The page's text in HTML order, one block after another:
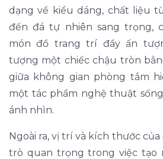
dạng về kiểu dáng, chất liệu
đến đá tự nhiên sang trọng,
món đồ trang trí đầy ấn
tượng một chiếc chậu tròn
giữa không gian phòng tắm
một tác phẩm nghệ thuật
ánh nhìn.
Ngoài ra, vị trí và kích thước
trò quan trọng trong việc tạo